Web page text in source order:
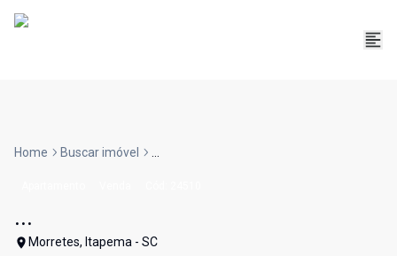
Home Buscar imóvel ...
...
Morretes, Itapema - SC